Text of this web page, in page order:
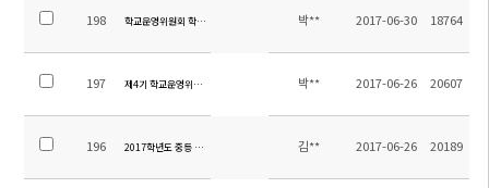
198 학교운영위원회 학부모위원 선출 공고 박** 2017-06-30 18764
197 제4기 학교운영위원회 보궐선거 계획 박** 2017-06-26 20607
196 2017학년도 중등 수학여행 일정 및 계획 김** 2017-06-26 20189